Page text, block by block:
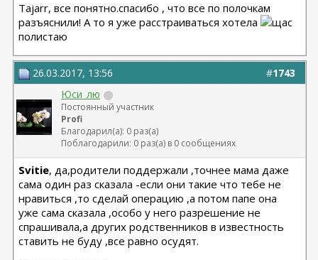
Tajarr, все понятно.спасибо , что все по полочкам
разъяснили! А то я уже расстраиваться хотела
щас
полистаю
#1743
26.03.2017, 13:56
Юси_лю
Постоянный участник
Profi
Благодарил(а): 0 раз(а)
Поблагодарили: 0 раз(а) в 0 сообщениях
Svitie, да,родители поддержали ,точнее мама даже
сама один раз сказала -если они такие что тебе не
нравиться ,то сделай операцию ,а потом папе она
уже сама сказала ,особо у него разрешение не
спрашивала,а других родственников в известность
ставить не буду ,все равно осудят.